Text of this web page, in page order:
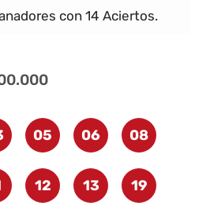
con 14 Aciertos.
05 06 08
12 13 19